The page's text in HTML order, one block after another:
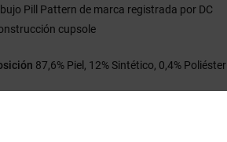
Pill Pattern de marca registrada por DC
cupsole
87,6% Piel, 12% Sintético, 0,4% Poliéster